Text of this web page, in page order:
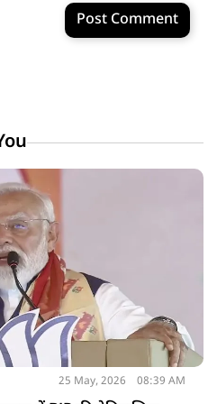
Post Comment
25 May, 2026 08:39 AM